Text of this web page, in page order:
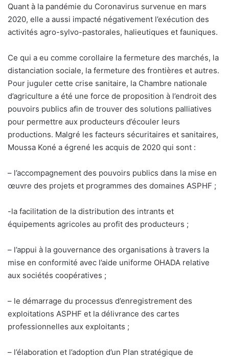
Quant à la pandémie du Coronavirus survenue en mars
2020, elle a aussi impacté négativement l’exécution des
activités agro-sylvo-pastorales, halieutiques et fauniques.
Ce qui a eu comme corollaire la fermeture des marchés, la
distanciation sociale, la fermeture des frontières et autres.
Pour juguler cette crise sanitaire, la Chambre nationale
d’agriculture a été une force de proposition à l’endroit des
pouvoirs publics afin de trouver des solutions palliatives
pour permettre aux producteurs d’écouler leurs
productions. Malgré les facteurs sécuritaires et sanitaires,
Moussa Koné a égrené les acquis de 2020 qui sont :
– l’accompagnement des pouvoirs publics dans la mise en
œuvre des projets et programmes des domaines ASPHF ;
-la facilitation de la distribution des intrants et
équipements agricoles au profit des producteurs ;
– l’appui à la gouvernance des organisations à travers la
mise en conformité avec l’aide uniforme OHADA relative
aux sociétés coopératives ;
– le démarrage du processus d’enregistrement des
exploitations ASPHF et la délivrance des cartes
professionnelles aux exploitants ;
– l’élaboration et l’adoption d’un Plan stratégique de